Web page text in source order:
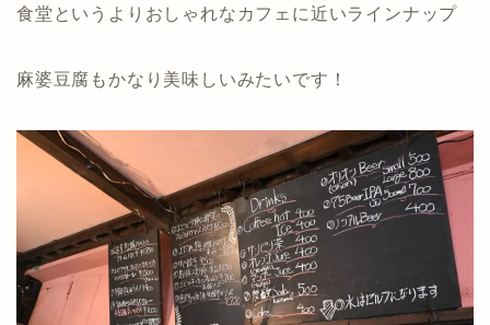
食堂というよりおしゃれなカフェに近いラインナップ
麻婆豆腐もかなり美味しいみたいです！